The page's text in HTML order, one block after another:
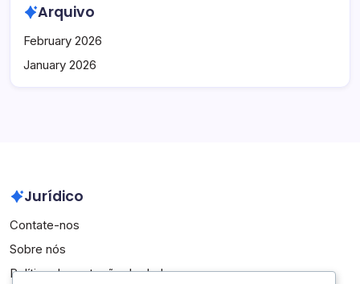
Arquivo
February 2026
January 2026
Jurídico
Contate-nos
Sobre nós
Política de proteção de dados